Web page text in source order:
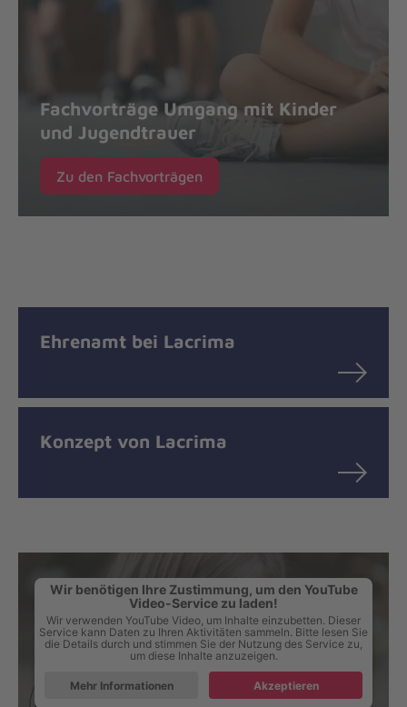
Fachvorträge Umgang mit Kinder
und Jugendtrauer
Zu den Fachvorträgen
Ehrenamt bei Lacrima
Konzept von Lacrima
Wir benötigen Ihre Zustimmung, um den YouTube
Video-Service zu laden!
Wir verwenden YouTube Video, um Inhalte einzubetten. Dieser
Service kann Daten zu Ihren Aktivitäten sammeln. Bitte lesen Sie
die Details durch und stimmen Sie der Nutzung des Service zu,
um diese Inhalte anzuzeigen.
Mehr Informationen Akzeptieren